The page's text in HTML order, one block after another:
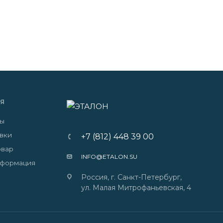
+7 (812) 448 39 00
INFO@ETALON.SU
Россия, г. Санкт-Петербург,
ул. Малая Митрофаньевская, 4